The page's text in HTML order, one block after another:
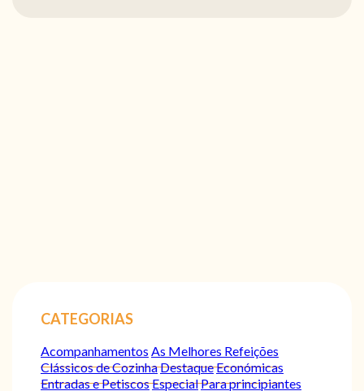
CATEGORIAS
Acompanhamentos As Melhores Refeições
Clássicos de CozinhaDestaqueEconómicas
Entradas e PetiscosEspecialPara principiantes